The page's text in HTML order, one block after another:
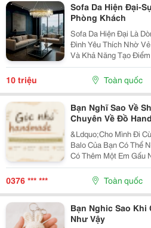
Sofa Da Hiện Đại-
Phòng Khách
Sofa Da Hiện Đại Là
Đình Yêu Thích Nhờ
Và Khả Năng Tạo
Với Thiết Kế Tinh Tế
Không Chỉ Mang Lại
10 triệu Toàn quốc
Bạn Nghĩ Sao Về
Chuyên Về Đồ
&Ldquo;Cho Mình Đi Cùng
Balo Của Bạn Có Thể
Có Thêm Một Em Gấu
Cạnh. Từ Những Buổi Đi Học, Đi Làm, Đi Cà Phê Hay
Những Chuyến Đi
Bông...
0376 *** *** Toàn quốc
Bạn Nghic Sao Khi
Như Vậy